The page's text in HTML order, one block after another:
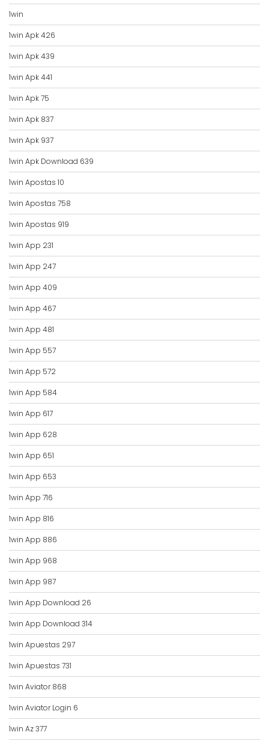
1win
1win Apk 426
1win Apk 439
1win Apk 441
1win Apk 75
1win Apk 837
1win Apk 937
1win Apk Download 639
1win Apostas 10
1win Apostas 758
1win Apostas 919
1win App 231
1win App 247
1win App 409
1win App 467
1win App 481
1win App 557
1win App 572
1win App 584
1win App 617
1win App 628
1win App 651
1win App 653
1win App 716
1win App 816
1win App 886
1win App 968
1win App 987
1win App Download 26
1win App Download 314
1win Apuestas 297
1win Apuestas 731
1win Aviator 868
1win Aviator Login 6
1win Az 377